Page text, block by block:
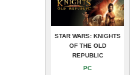
STAR WARS: KNIGHTS
OF THE OLD
REPUBLIC
PC